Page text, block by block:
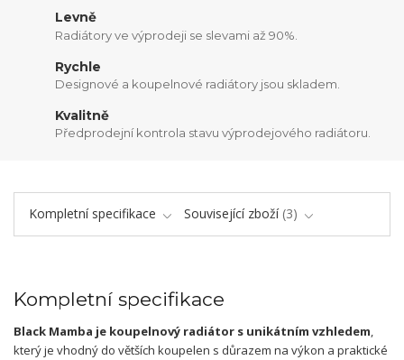
Levně
Radiátory ve výprodeji se slevami až 90%.
Rychle
Designové a koupelnové radiátory jsou skladem.
Kvalitně
Předprodejní kontrola stavu výprodejového radiátoru.
Kompletní specifikace Související zboží 3
Kompletní specifikace
Black Mamba je koupelnový radiátor s unikátním vzhledem,
který je vhodný do větších koupelen s důrazem na výkon a praktické